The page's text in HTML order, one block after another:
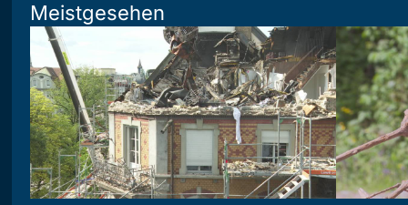
Meistgesehen